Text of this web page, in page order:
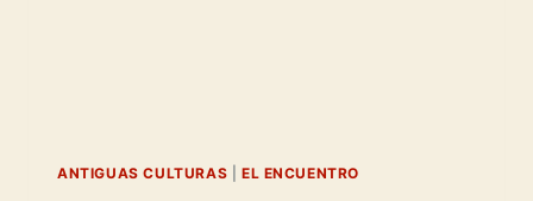
ANTIGUAS CULTURAS EL ENCUENTRO